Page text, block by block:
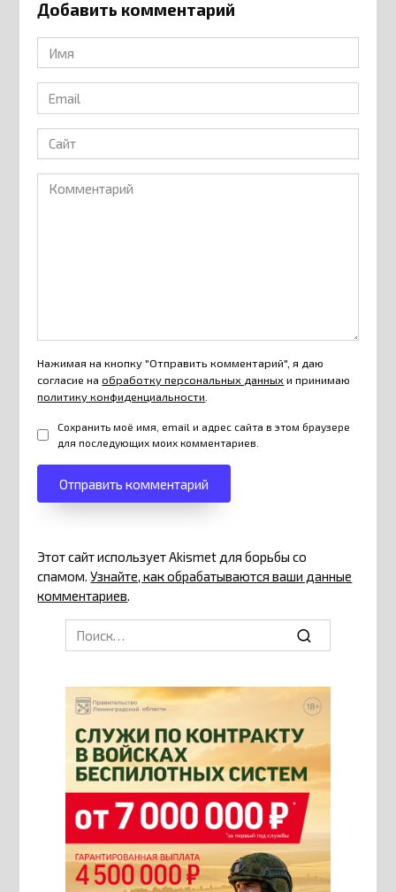
Добавить комментарий
Имя
*
Email
*
Сайт
Комментарий
Нажимая на кнопку "Отправить комментарий", я даю
согласие наобработку персональных данных и принимаю
политику конфиденциальности
Сохранить моё имя, email и адрес сайта в этом браузере
для последующих моих комментариев.
Этот сайт использует Akismet для борьбы со
спамом.Узнайте, как обрабатываются ваши данные
комментариев.
Search
for: